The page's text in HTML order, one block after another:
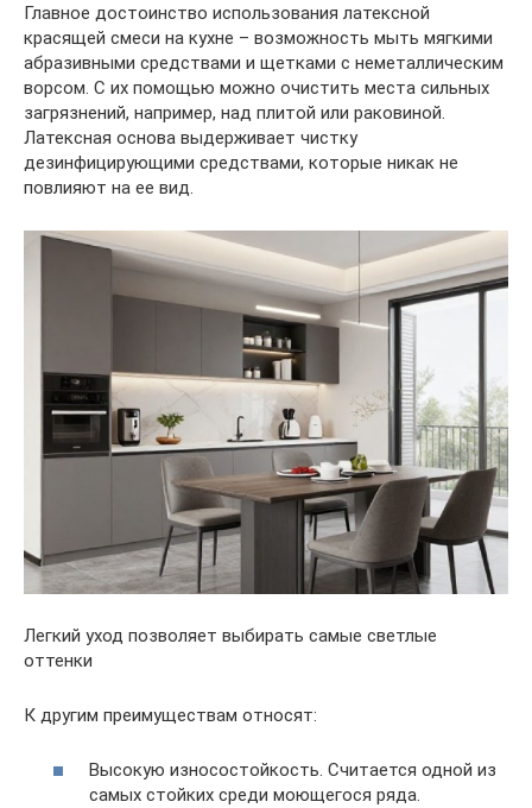
Главное достоинство использования латексной
красящей смеси на кухне – возможность мыть мягкими
абразивными средствами и щетками с неметаллическим
ворсом. С их помощью можно очистить места сильных
загрязнений, например, над плитой или раковиной.
Латексная основа выдерживает чистку
дезинфицирующими средствами, которые никак не
повлияют на ее вид.
Легкий уход позволяет выбирать самые светлые
оттенки
К другим преимуществам относят:
Высокую износостойкость. Считается одной из
самых стойких среди моющегося ряда.